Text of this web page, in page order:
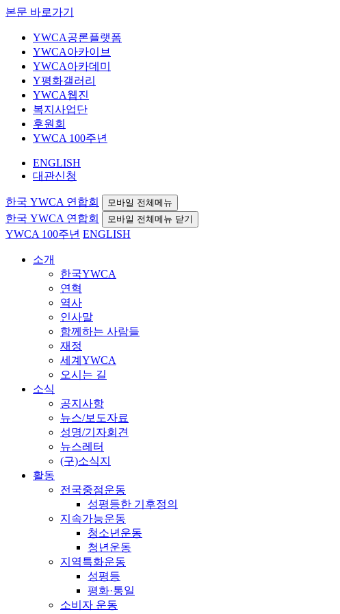
본문 바로가기
YWCA공론플랫폼
YWCA아카이브
YWCA아카데미
Y평화갤러리
YWCA웹진
복지사업단
후원회
YWCA 100주년
ENGLISH
대관신청
한국 YWCA 연합회 모바일 전체메뉴
한국 YWCA 연합회 모바일 전체메뉴 닫기
YWCA 100주년 ENGLISH
소개
한국YWCA
연혁
역사
인사말
함께하는 사람들
재정
세계YWCA
오시는 길
소식
공지사항
뉴스/보도자료
성명/기자회견
뉴스레터
(구)소식지
활동
전국중점운동
성평등한 기후정의
지속가능운동
청소년운동
청년운동
지역특화운동
성평등
평화·통일
소비자 운동